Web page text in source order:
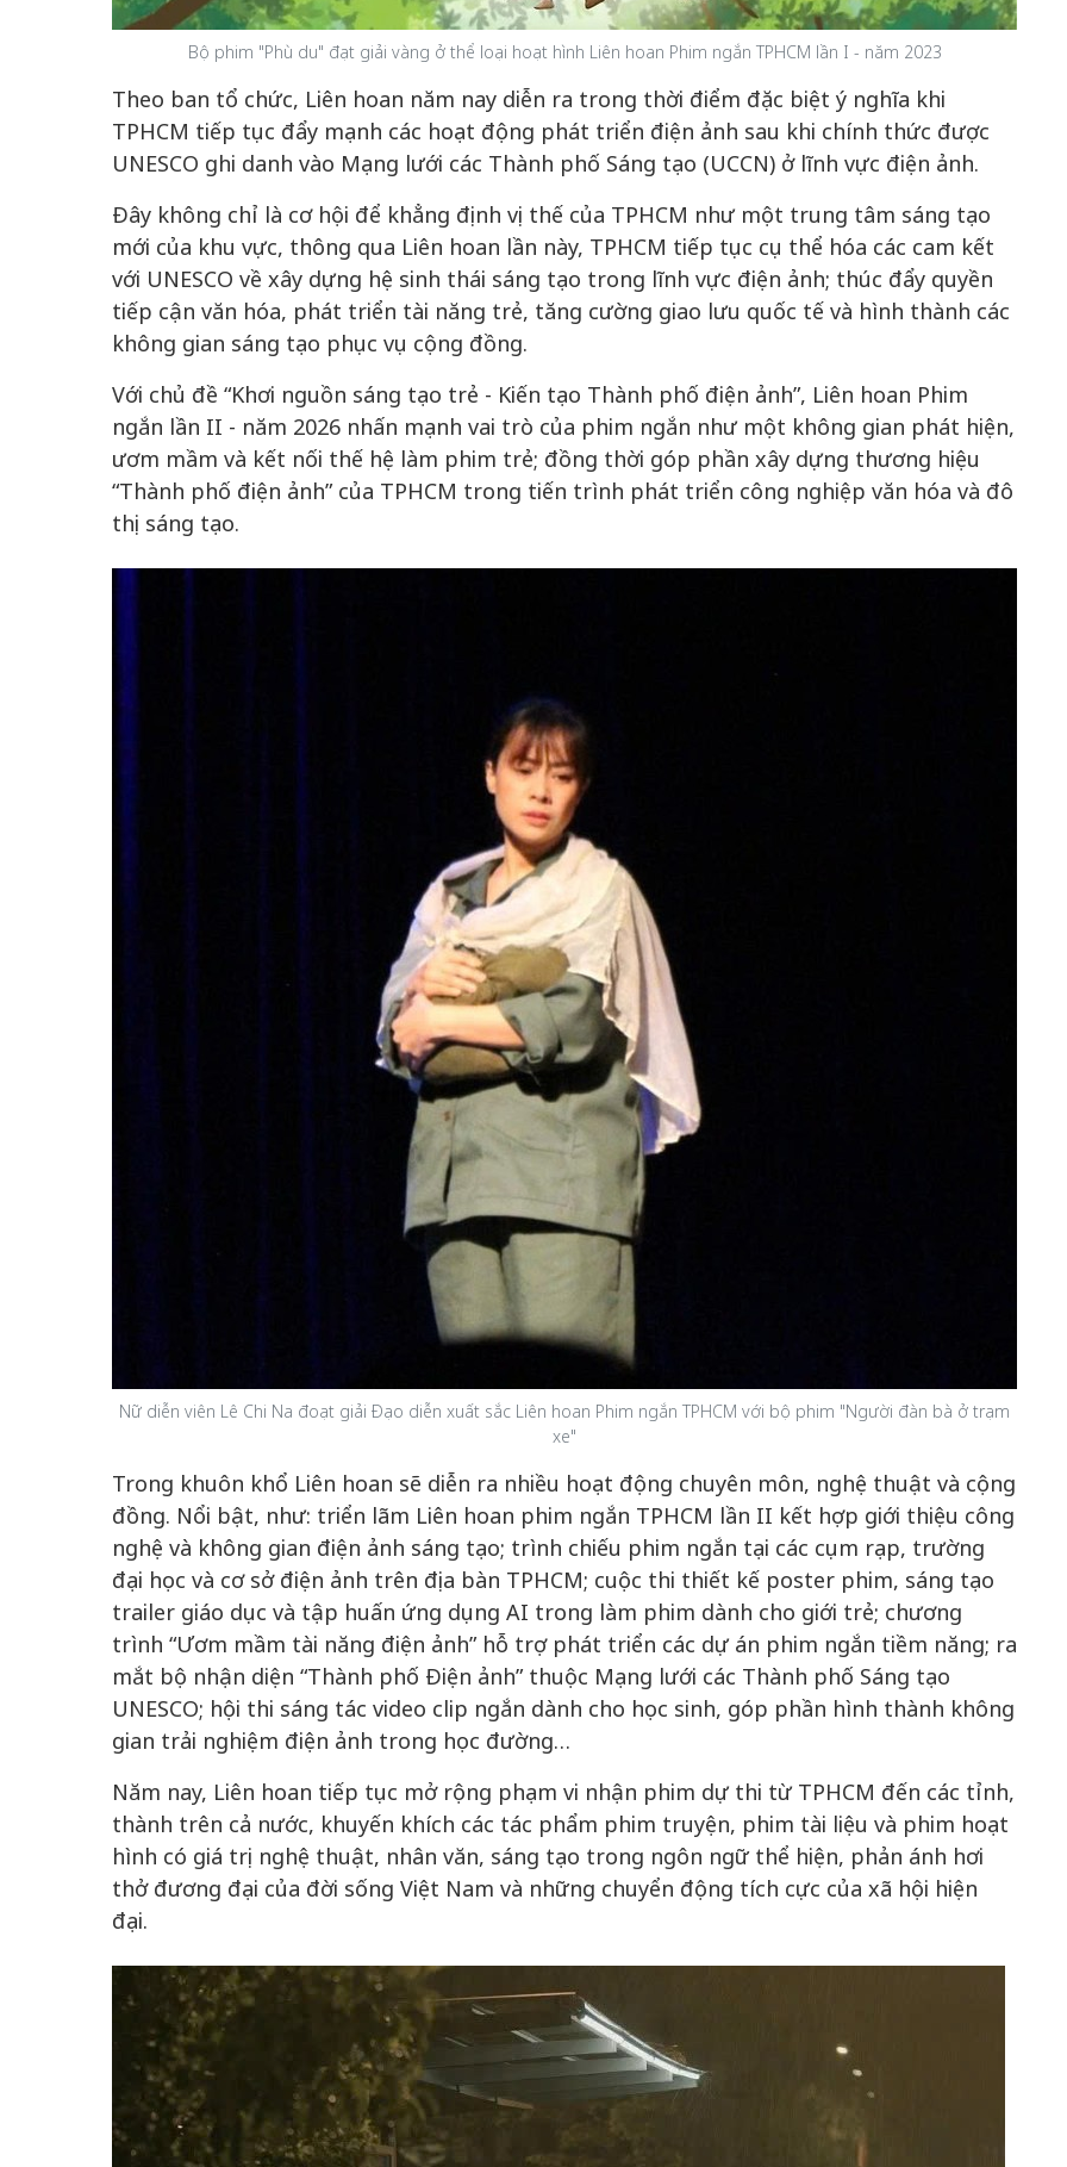
Bộ phim "Phù du" đạt giải vàng ở thể loại hoạt hình Liên hoan Phim ngắn TPHCM lần I - năm 2023
Theo ban tổ chức, Liên hoan năm nay diễn ra trong thời điểm đặc biệt ý nghĩa khi
TPHCM tiếp tục đẩy mạnh các hoạt động phát triển điện ảnh sau khi chính thức được
UNESCO ghi danh vào Mạng lưới các Thành phố Sáng tạo (UCCN) ở lĩnh vực điện ảnh.
Đây không chỉ là cơ hội để khẳng định vị thế của TPHCM như một trung tâm sáng tạo
mới của khu vực, thông qua Liên hoan lần này, TPHCM tiếp tục cụ thể hóa các cam kết
với UNESCO về xây dựng hệ sinh thái sáng tạo trong lĩnh vực điện ảnh; thúc đẩy quyền
tiếp cận văn hóa, phát triển tài năng trẻ, tăng cường giao lưu quốc tế và hình thành các
không gian sáng tạo phục vụ cộng đồng.
Với chủ đề “Khơi nguồn sáng tạo trẻ - Kiến tạo Thành phố điện ảnh”, Liên hoan Phim
ngắn lần II - năm 2026 nhấn mạnh vai trò của phim ngắn như một không gian phát hiện,
ươm mầm và kết nối thế hệ làm phim trẻ; đồng thời góp phần xây dựng thương hiệu
“Thành phố điện ảnh” của TPHCM trong tiến trình phát triển công nghiệp văn hóa và đô
thị sáng tạo.
Nữ diễn viên Lê Chi Na đoạt giải Đạo diễn xuất sắc Liên hoan Phim ngắn TPHCM với bộ phim "Người đàn bà ở trạm
xe"
Trong khuôn khổ Liên hoan sẽ diễn ra nhiều hoạt động chuyên môn, nghệ thuật và cộng
đồng. Nổi bật, như: triển lãm Liên hoan phim ngắn TPHCM lần II kết hợp giới thiệu công
nghệ và không gian điện ảnh sáng tạo; trình chiếu phim ngắn tại các cụm rạp, trường
đại học và cơ sở điện ảnh trên địa bàn TPHCM; cuộc thi thiết kế poster phim, sáng tạo
trailer giáo dục và tập huấn ứng dụng AI trong làm phim dành cho giới trẻ; chương
trình “Ươm mầm tài năng điện ảnh” hỗ trợ phát triển các dự án phim ngắn tiềm năng; ra
mắt bộ nhận diện “Thành phố Điện ảnh” thuộc Mạng lưới các Thành phố Sáng tạo
UNESCO; hội thi sáng tác video clip ngắn dành cho học sinh, góp phần hình thành không
gian trải nghiệm điện ảnh trong học đường…
Năm nay, Liên hoan tiếp tục mở rộng phạm vi nhận phim dự thi từ TPHCM đến các tỉnh,
thành trên cả nước, khuyến khích các tác phẩm phim truyện, phim tài liệu và phim hoạt
hình có giá trị nghệ thuật, nhân văn, sáng tạo trong ngôn ngữ thể hiện, phản ánh hơi
thở đương đại của đời sống Việt Nam và những chuyển động tích cực của xã hội hiện
đại.